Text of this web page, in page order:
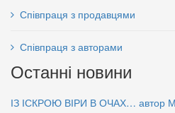
Співпраця з продавцями
Співпраця з авторами
Останні новини
ІЗ ІСКРОЮ ВІРИ В ОЧАХ… автор